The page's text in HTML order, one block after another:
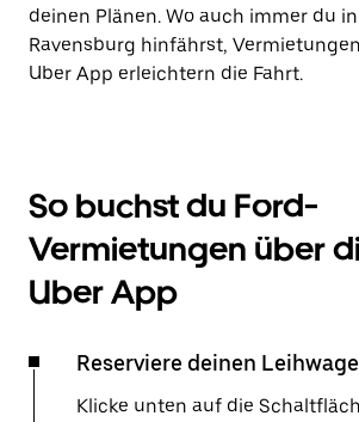
deinen Plänen. Wo auch immer du in
Ravensburg hinfährst,
Uber App erleichtern die Fahrt.
So buchst du Ford-
Vermietungen über
Uber App
Reserviere deinen
Klicke unten auf die